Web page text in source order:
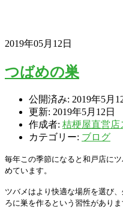
2019年05月12日
つばめの巣
公開済み: 2019年5月
更新: 2019年5月12日
作成者: 桔梗屋直営店
カテゴリー: ブログ
毎年この季節になると和戸店に
めています。
ツバメはより快適な場所を選び
ろに巣を作るという習性がありま